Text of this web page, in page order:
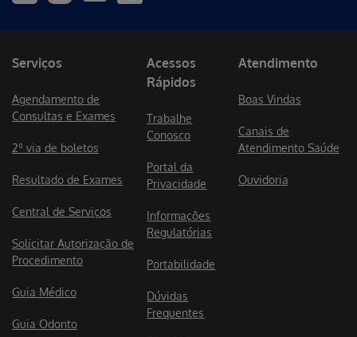
Serviços
Agendamento de
Consultas e Exames
2º via de boletos
Resultado de Exames
Central de Serviços
Solicitar Autorização de
Procedimento
Guia Médico
Guia Odonto
Acessos
Rápidos
Trabalhe
Conosco
Portal da
Privacidade
Informações
Regulatórias
Portabilidade
Dúvidas
Frequentes
Atendimento
Boas Vindas
Canais de
Atendimento Saúde
Ouvidoria